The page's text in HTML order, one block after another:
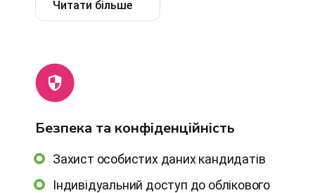
Читати більше
Безпека та конфіденційність
Захист особистих даних кандидатів
Індивідуальний доступ до облікового